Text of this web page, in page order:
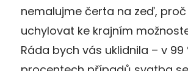
nemalujme čerta na zeď,
uchylovat ke krajním
Ráda bych vás uklidnila – v 99